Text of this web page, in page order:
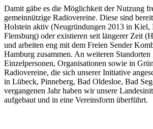
Damit gäbe es die Möglichkeit der Nutzung
gemeinnützige Radiovereine. Diese sind
Holstein aktiv (Neugründungen 2013 in Kiel,
Flensburg) oder existieren seit längerer Zeit
und arbeiten eng mit dem Freien Sender
Hamburg zusammen. An weiteren Standorten
Einzelpersonen, Organisationen sowie in
Radiovereine, die sich unserer Initiative
in Lübeck, Pinneberg, Bad Oldesloe, Bad
vergangenen Jahr haben wir unsere
aufgebaut und in eine Vereinsform überführt.